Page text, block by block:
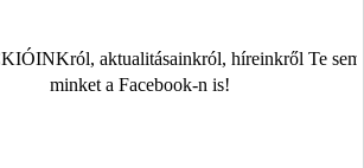
aktualitásainkról, híreinkről Te
minket a Facebook-n is!